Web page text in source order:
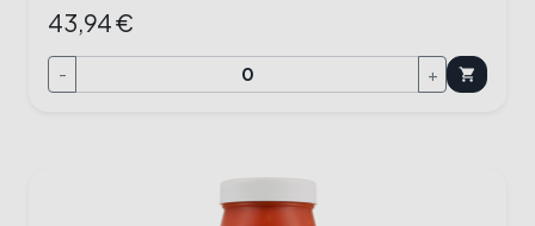
43,94 €
- + shopping_cart